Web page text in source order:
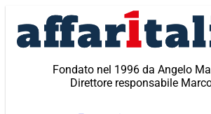
contenuto
Fondato nel 1996 da Angelo
Direttore responsabile